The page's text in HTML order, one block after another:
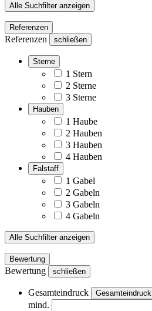
Alle Suchfilter anzeigen
Referenzen
Referenzen schließen
Sterne
1 Stern
2 Sterne
3 Sterne
Hauben
1 Haube
2 Hauben
3 Hauben
4 Hauben
Falstaff
1 Gabel
2 Gabeln
3 Gabeln
4 Gabeln
Alle Suchfilter anzeigen
Bewertung
Bewertung schließen
Gesamteindruck Gesamteindruck
mind.